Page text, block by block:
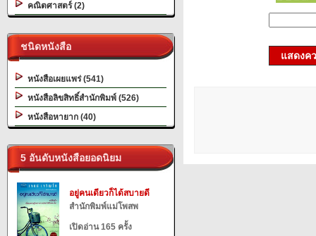
คณิตศาสตร์ (2)
ชนิดหนังสือ
หนังสือเผยแพร่ (541)
หนังสือลิขสิทธิ์สำนักพิมพ์ (526)
หนังสือหายาก (40)
5 อันดับหนังสือยอดนิยม
อยู่คนเดียวก็ได้สบายดี
สำนักพิมพ์แม่โพสพ
เปิดอ่าน 165 ครั้ง
แสดงค